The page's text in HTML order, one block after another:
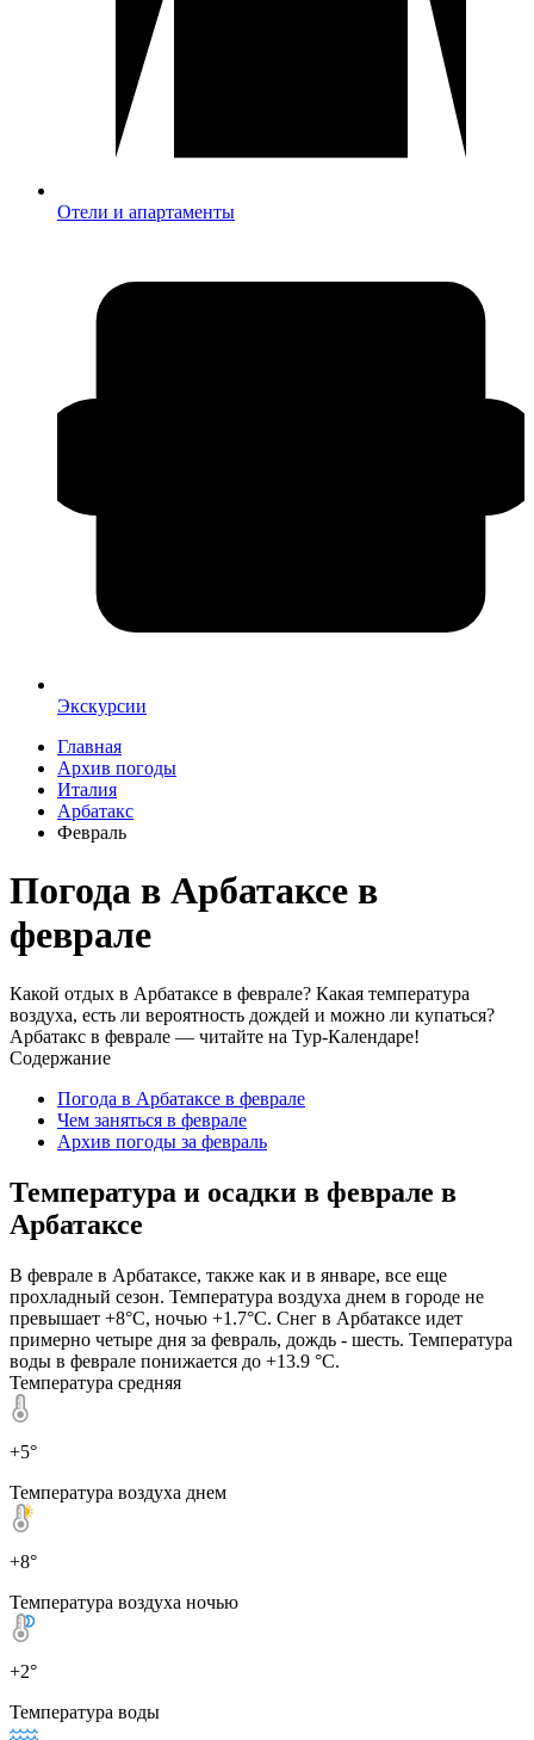
Отели и апартаменты
Экскурсии
Главная
Архив погоды
Италия
Арбатакс
Февраль
Погода в Арбатаксе в
феврале
Какой отдых в Арбатаксе в феврале? Какая температура
воздуха, есть ли вероятность дождей и можно ли купаться?
Арбатакс в феврале — читайте на Тур-Календаре!
Содержание
Погода в Арбатаксе в феврале
Чем заняться в феврале
Архив погоды за февраль
Температура и осадки в феврале в
Арбатаксе
В феврале в Арбатаксе, также как и в январе, все еще
прохладный сезон. Температура воздуха днем в городе не
превышает +8°C, ночью +1.7°C. Снег в Арбатаксе идет
примерно четыре дня за февраль, дождь - шесть. Температура
воды в феврале понижается до +13.9 °C.
Температура средняя
+5°
Температура воздуха днем
+8°
Температура воздуха ночью
+2°
Температура воды